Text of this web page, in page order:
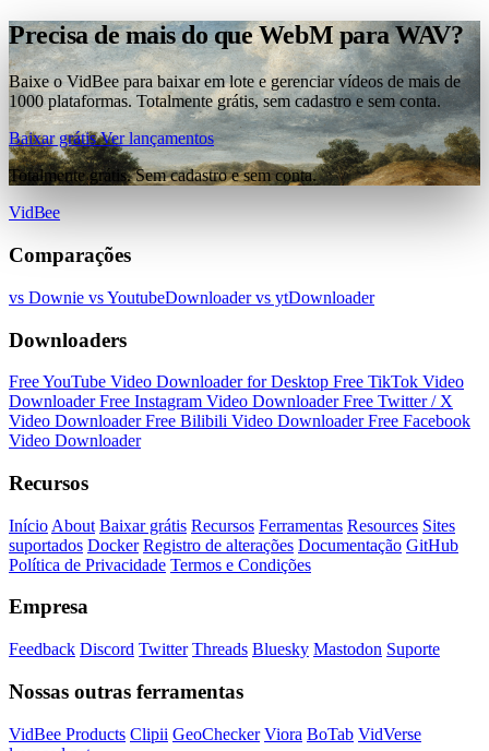
Precisa de mais do que WebM para WAV?
Baixe o VidBee para baixar em lote e gerenciar vídeos de mais de
1000 plataformas. Totalmente grátis, sem cadastro e sem conta.
Baixar grátisVer lançamentos
Totalmente grátis. Sem cadastro e sem conta.
VidBee
Comparações
vs Downie vs YoutubeDownloadervs ytDownloader
Downloaders
Free YouTube Video Downloader for Desktop Free TikTok Video
DownloaderFree Instagram Video DownloaderFree Twitter / X
Video DownloaderFree Bilibili Video DownloaderFree Facebook
Video Downloader
Recursos
Início About Baixar grátis Recursos Ferramentas Resources Sites
suportados Docker Registro de alterações Documentação GitHub
Política de Privacidade Termos e Condições
Empresa
Feedback Discord Twitter Threads Bluesky Mastodon Suporte
Nossas outras ferramentas
VidBee Products Clipii GeoChecker Viora BoTab VidVerse